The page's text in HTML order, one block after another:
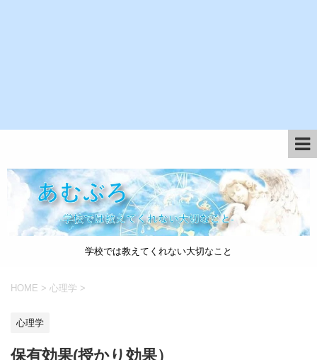
学校では教えてくれない大切なこと
HOME > 心理学 >
心理学
保有効果(授かり効果）